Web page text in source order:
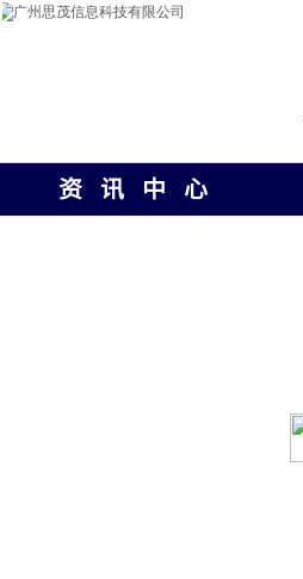
资 讯 中 心